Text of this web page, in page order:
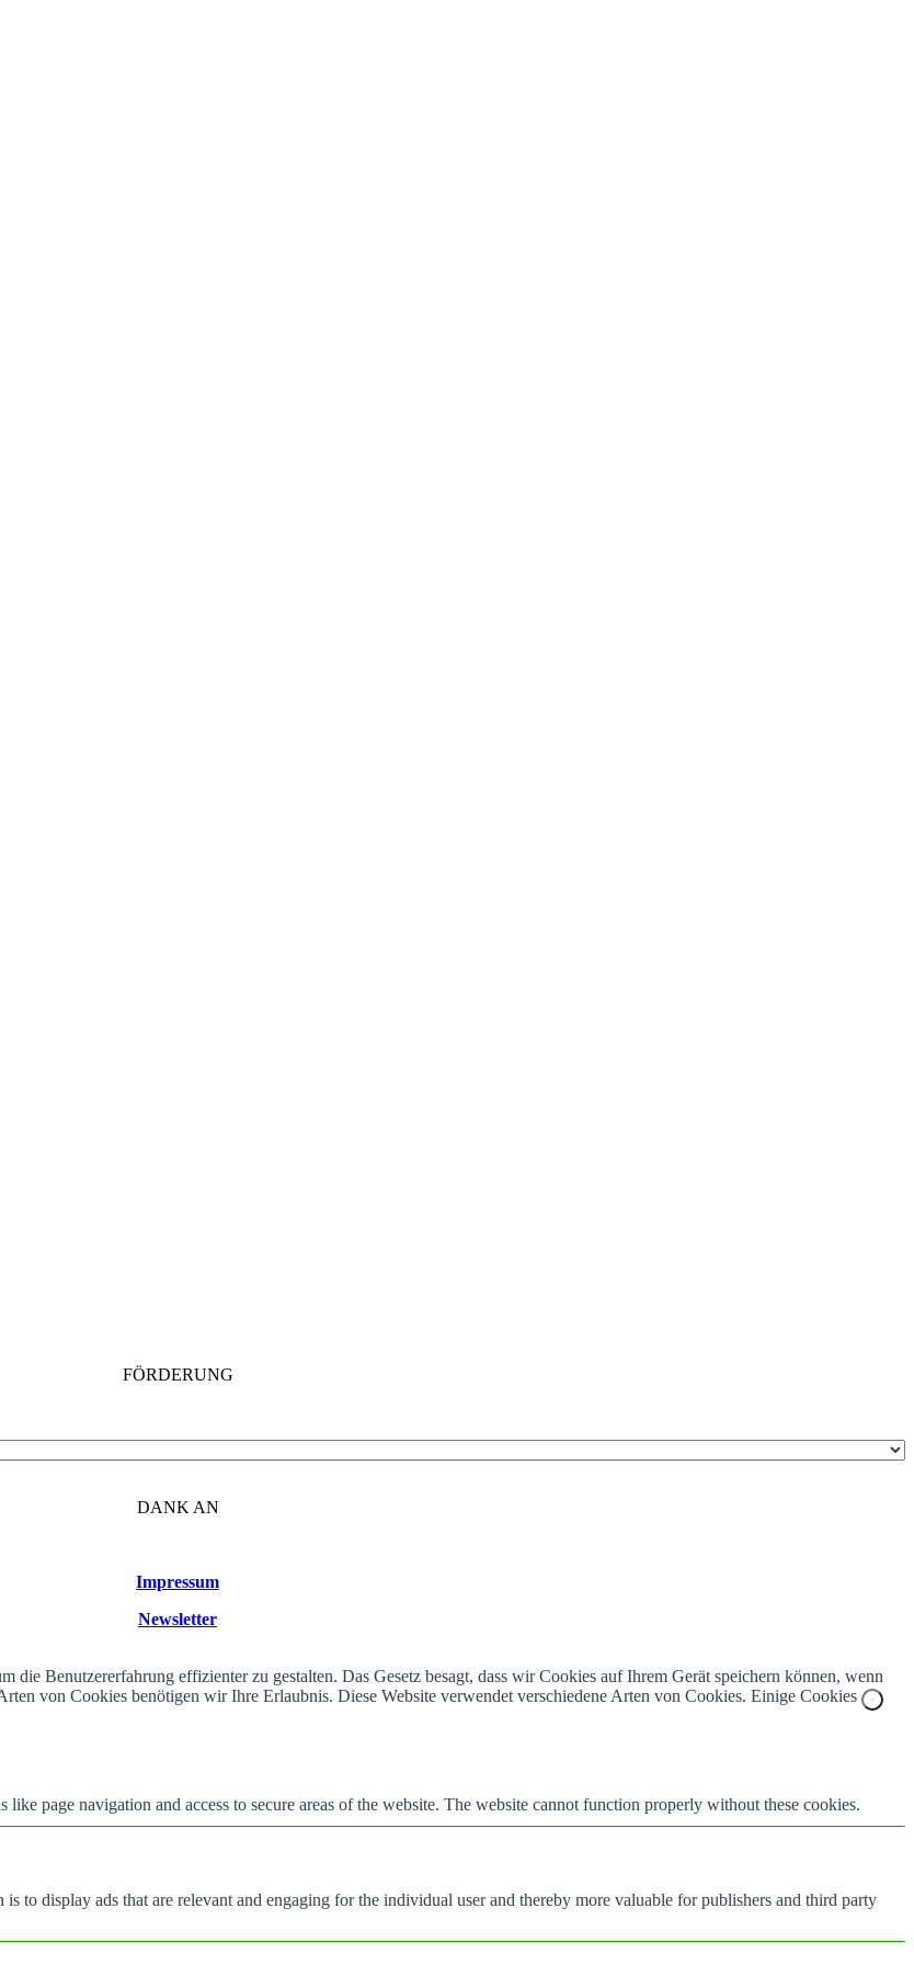
FÖRDERUNG
DANK AN
Impressum
Newsletter
Benutzererfahrung effizienter zu gestalten. Das Gesetz besagt, dass wir Cookies auf Ihrem Gerät speichern können, wenn
von Cookies benötigen wir Ihre Erlaubnis. Diese Website verwendet verschiedene Arten von Cookies. Einige Cookies
page navigation and access to secure areas of the website. The website cannot function properly without these cookies.
to display ads that are relevant and engaging for the individual user and thereby more valuable for publishers and third party